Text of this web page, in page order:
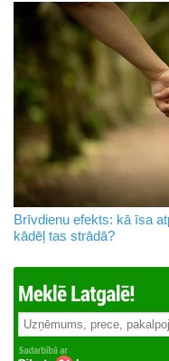
Brīvdienu efekts: kā īsa
kādēļ tas strādā?